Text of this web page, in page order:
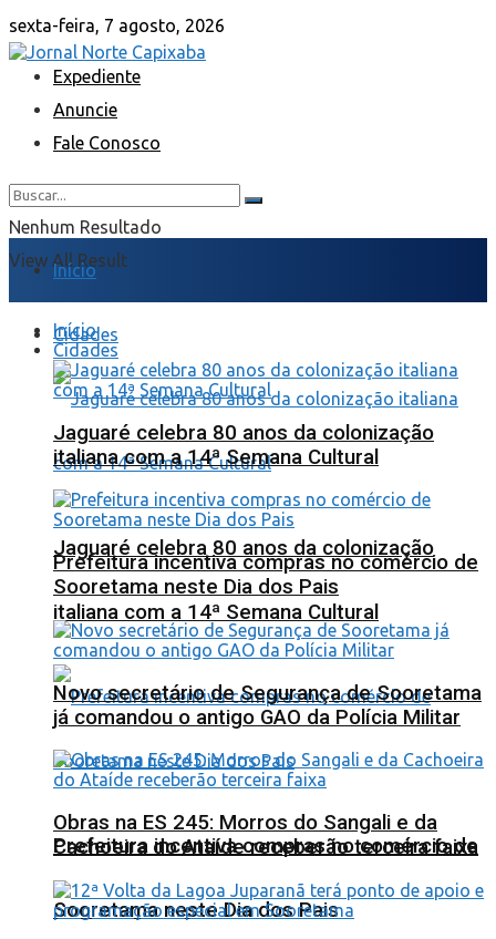
sexta-feira, 7 agosto, 2026
Expediente
Anuncie
Fale Conosco
Nenhum Resultado
View All Result
Início
Cidades
Jaguaré celebra 80 anos da colonização
italiana com a 14ª Semana Cultural
Prefeitura incentiva compras no comércio de
Sooretama neste Dia dos Pais
Início
Cidades
Jaguaré celebra 80 anos da colonização
italiana com a 14ª Semana Cultural
Prefeitura incentiva compras no comércio de
Sooretama neste Dia dos Pais
Novo secretário de Segurança de Sooretama
já comandou o antigo GAO da Polícia Militar
Obras na ES 245: Morros do Sangali e da
Cachoeira do Ataíde receberão terceira faixa